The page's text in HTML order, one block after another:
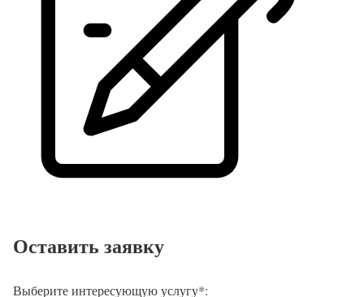
Оставить заявку
Выберите интересующую услугу*: